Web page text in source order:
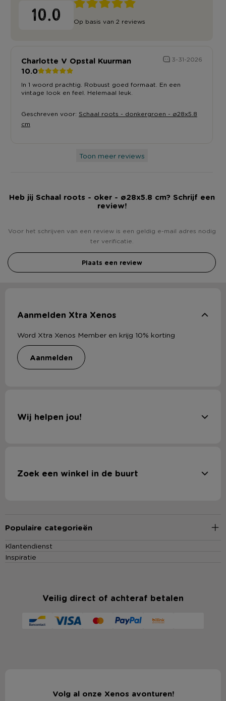
10.0 Op basis van 2 reviews
Charlotte V Opstal Kuurman 3-31-2026
10.0
In 1 woord prachtig. Robuust goed formaat. En een
vintage look en feel. Helemaal leuk.
Geschreven voor: Schaal roots - donkergroen - ø28x5.8
cm
Toon meer reviews
Heb jij Schaal roots - oker - ø28x5.8 cm? Schrijf een
review!
Voor het schrijven van een review is een geldig e-mail adres nodig
ter verificatie.
Plaats een review
Aanmelden Xtra Xenos
Word Xtra Xenos Member en krijg 10% korting
aanmelden
Wij helpen jou!
Zoek een winkel in de buurt
Populaire categorieën
Klantendienst
Inspiratie
Veilig direct of achteraf betalen
Volg al onze Xenos avonturen!